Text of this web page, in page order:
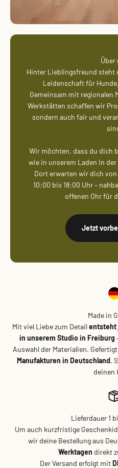
Über
Hinter Lieblingsfreund steht
Leidenschaft für
Gemeinsam mit regionalen
Werkstätten schaffen wir
sondern auch fair und
Wir möchten, dass du dich
wie in unserem Laden in
Dort erwarten wir dich
10:00 bis 18:00 Uhr –
offenen Ohr für
Jetzt
Made in
Mit viel Liebe zum Detailentsteht
in unserem Studio in Freiburg
Auswahl der Materialien.
Manufakturen in Deutschland.
deinen
Lieferdauer 1
Um auch kurzfristige
wir deine Bestellung aus
Werktagen direkt
Der Versand erfolgt mit